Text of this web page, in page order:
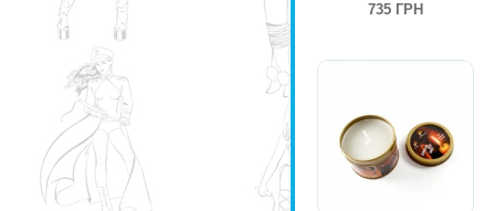
735 ГРН